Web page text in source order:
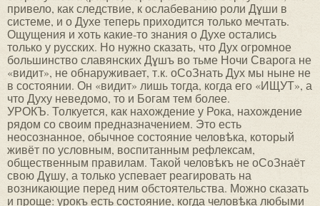
привело, как следствие, к ослабеванию роли Дɣши в
системе, и о Духе теперь приходится только мечтать.
Ощущения и хоть какие-то знания о Духе остались
только у русских. Но нужно сказать, что Дух огромное
большинство славянских Дɣшъ во тьме Ночи Сварога не
«видит», не обнаруживает, т.к. оСоЗнать Дух мы ныне не
в состоянии. Он «видит» лишь тогда, когда его «ИЩУТ», а
что Духу неведомо, то и Богам тем более.
УРОКЪ. Толкуется, как нахождение у Рока, нахождение
рядом со своим предназначением. Это есть
неосознанное, обычное состояние человѣка, который
живёт по условным, воспитанным рефлексам,
общественным правилам. Такой человѣкъ не оСоЗнаёт
свою Дɣшу, а только успевает реагировать на
возникающие перед ним обстоятельства. Можно сказать
и проще: урокъ есть состояние, когда человѣка любыми